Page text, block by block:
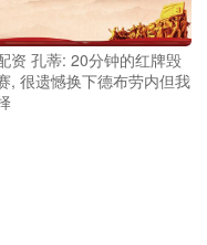
资 孔蒂: 20分钟的红牌毁
, 很遗憾换下德布劳内但我